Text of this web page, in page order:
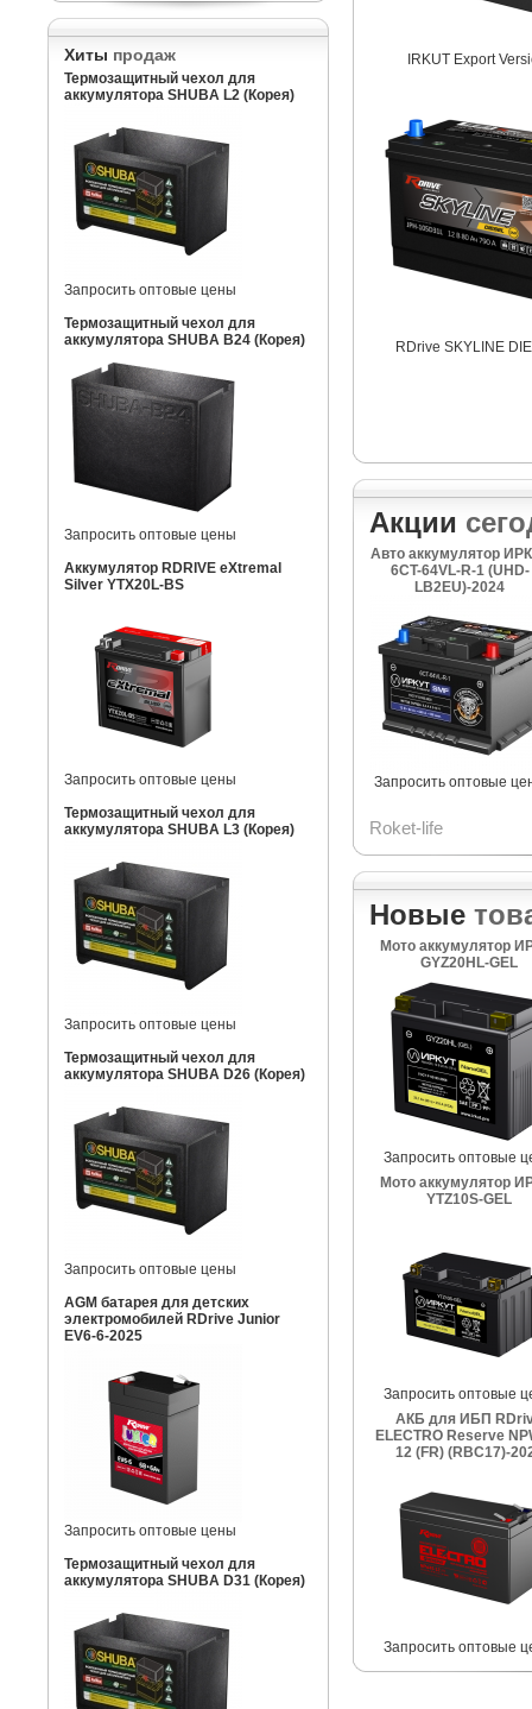
Хиты продаж
Термозащитный чехол для
аккумулятора SHUBA L2 (Корея)
Запросить оптовые цены
Термозащитный чехол для
аккумулятора SHUBA B24 (Корея)
Запросить оптовые цены
Аккумулятор RDRIVE eXtremal
Silver YTX20L-BS
Запросить оптовые цены
Термозащитный чехол для
аккумулятора SHUBA L3 (Корея)
Запросить оптовые цены
Термозащитный чехол для
аккумулятора SHUBA D26 (Корея)
Запросить оптовые цены
AGM батарея для детских
электромобилей RDrive Junior
EV6-6-2025
Запросить оптовые цены
Термозащитный чехол для
аккумулятора SHUBA D31 (Корея)
IRKUT Export
RDrive SKYLINE
Акции
Авто аккумулятор
6CT-64VL-R-1 (UHD-
LB2EU)-2024
Запросить оптовые
Roket-life
Новые
Мото аккумулятор
GYZ20HL-GEL
Запросить оптовые
Мото аккумулятор
YTZ10S-GEL
Запросить оптовые
АКБ для ИБП
ELECTRO Reserve
12 (FR) (RBC17)-
Запросить оптовые